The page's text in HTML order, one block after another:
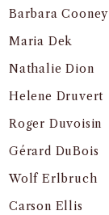
Barbara Cooney
Maria Dek
Nathalie Dion
Helene Druvert
Roger Duvoisin
Gérard DuBois
Wolf Erlbruch
Carson Ellis